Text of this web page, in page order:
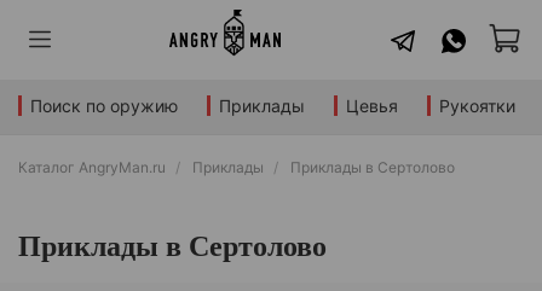
Поиск по оружию Приклады Цевья Рукоятки
Каталог AngryMan.ru Приклады Приклады в Сертолово
Приклады в Сертолово